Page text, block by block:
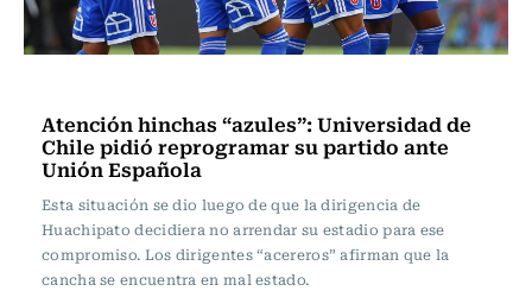
Atención hinchas “azules”: Universidad de
Chile pidió reprogramar su partido ante
Unión Española
Esta situación se dio luego de que la dirigencia de
Huachipato decidiera no arrendar su estadio para ese
compromiso. Los dirigentes “acereros” afirman que la
cancha se encuentra en mal estado.